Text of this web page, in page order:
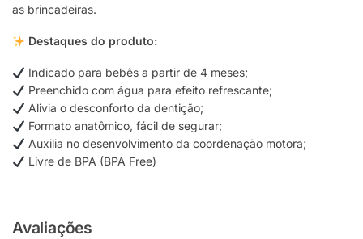
as brincadeiras.
Destaques do produto:
Indicado para bebês a partir de 4 meses;
Preenchido com água para efeito refrescante;
Alivia o desconforto da dentição;
Formato anatômico, fácil de segurar;
Auxilia no desenvolvimento da coordenação motora;
Livre de BPA (BPA Free)
Avaliações